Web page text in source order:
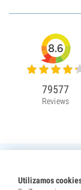
Utilizamos
8.6
79577
Reviews